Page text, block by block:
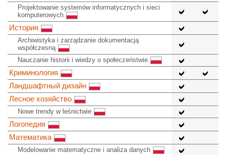
Projektowanie systemów informatycznych i sieci
komputerowych
История
Archiwistyka i zarządzanie dokumentacją
współczesną
Nauczanie historii i wiedzy o społeczeństwie
Криминология
Ландшафтный дизайн
Лесное хозяйство
Nowe trendy w leśnictwie
Логопедия
Математика
Modelowanie matematyczne i analiza danych